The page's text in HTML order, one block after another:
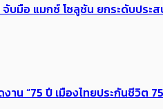
จับมือ แมกซ์ โซลูชัน ยกระดับปร
งาน “75 ปี เมืองไทยประกันชีวิ